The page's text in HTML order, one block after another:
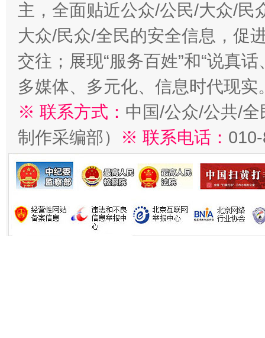
主，全面贴近公众/公民/大众/民
大众/民众/全民的安全信息，促
交往；展现“服务百姓”和“说真
多媒体、多元化、信息时代现实
※ 联系方式： 中国/公众/公共/
制作采编部）
※ 联系电话：